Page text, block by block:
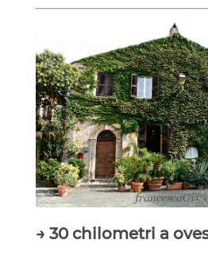
→ 30 chilometri a